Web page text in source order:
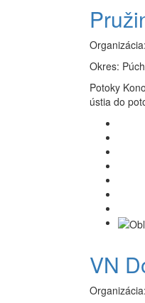
Organizácia:
Okres:
Potoky
ústia do
VN
Organizácia: